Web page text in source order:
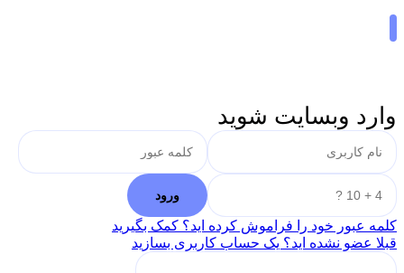
وارد وبسایت شوید
کلمه عبور خود را فراموش کرده اید؟ کمک بگیرید
قبلا عضو نشده اید؟ یک حساب کاربری بسازید